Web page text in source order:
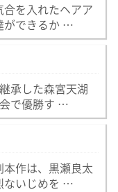
を入れたヘアア
ができるか …
承した森宮天湖
で優勝す …
作は、黒瀬良太
ないじめを …